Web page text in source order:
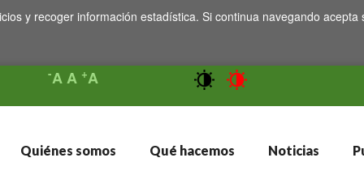
y recoger información estadística. Si continua navegando acepta
-AA +A
Quiénes somos Qué hacemos Noticias